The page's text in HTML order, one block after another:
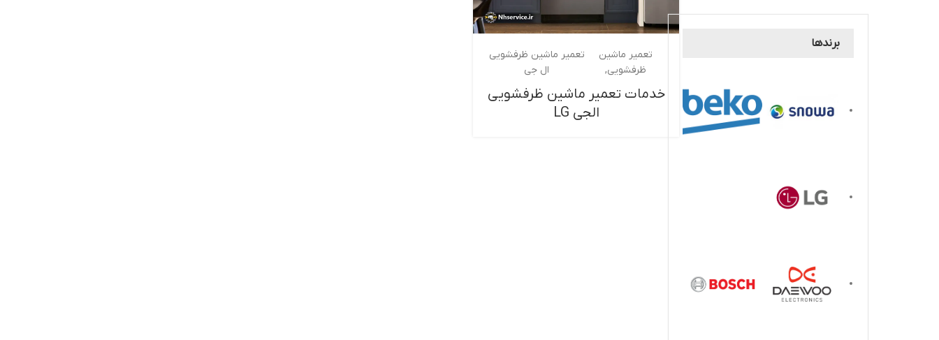
تعمیر ماشین
ظرفشویی
تعمیر ماشین ظرفشویی
ال جی
خدمات تعمیر ماشین ظرفشویی
الجی LG
برندها